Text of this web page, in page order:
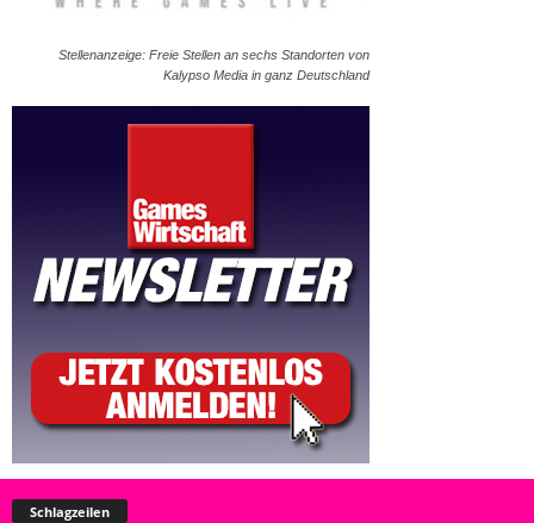
Stellenanzeige: Freie Stellen an sechs Standorten von
Kalypso Media in ganz Deutschland
Schlagzeilen